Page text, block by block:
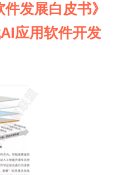
发展白皮书》
应用软件开发